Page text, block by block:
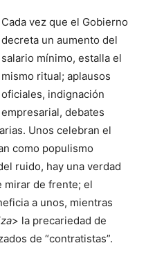
Cada vez que el Gobierno
decreta un aumento del
salario mínimo, estalla el
mismo ritual; aplausos
oficiales, indignación
empresarial, debates
Unos celebran el
como populismo
ruido, hay una verdad
mirar de frente; el
a unos, mientras
> la precariedad de
de “contratistas”.